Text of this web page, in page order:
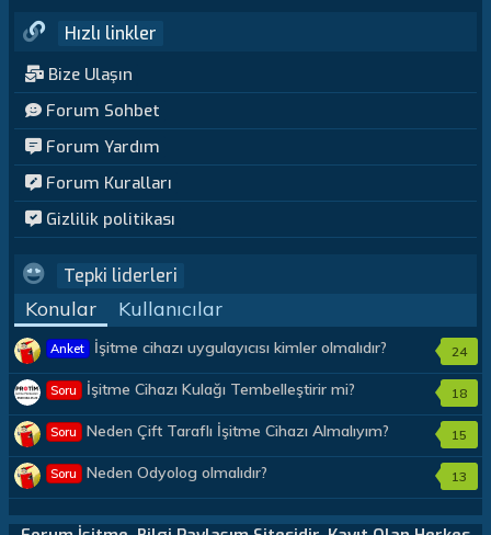
Hızlı linkler
Bize Ulaşın
Forum Sohbet
Forum Yardım
Forum Kuralları
Gizlilik politikası
Tepki liderleri
Konular Kullanıcılar
Anket İşitme cihazı uygulayıcısı kimler olmalıdır? 24
Soru İşitme Cihazı Kulağı Tembelleştirir mi? 18
Soru Neden Çift Taraflı İşitme Cihazı Almalıyım? 15
Soru Neden Odyolog olmalıdır? 13